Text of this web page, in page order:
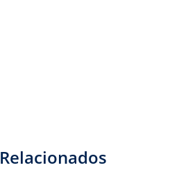
Relacionados